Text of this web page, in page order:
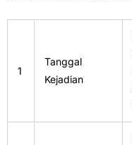
1
Tanggal
Kejadian